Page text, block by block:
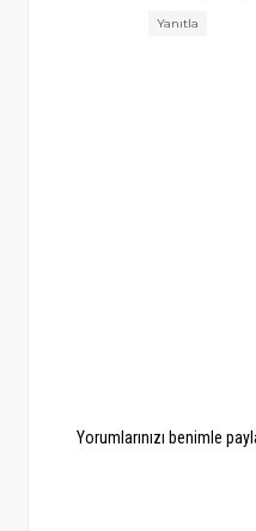
Yanıtla
Yorumlarınızı benimle